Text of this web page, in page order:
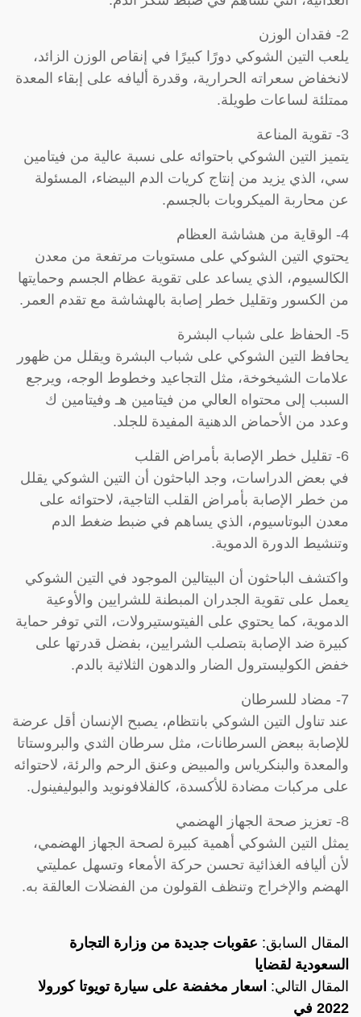
2- فقدان الوزن
يلعب التين الشوكي دورًا كبيرًا في إنقاص الوزن الزائد،
لانخفاض سعراته الحرارية، وقدرة أليافه على إبقاء المعدة
ممتلئة لساعات طويلة.
3- تقوية المناعة
يتميز التين الشوكي باحتوائه على نسبة عالية من فيتامين
سي، الذي يزيد من إنتاج كريات الدم البيضاء، المسئولة
عن محاربة الميكروبات بالجسم.
4- الوقاية من هشاشة العظام
يحتوي التين الشوكي على مستويات مرتفعة من معدن
الكالسيوم، الذي يساعد على تقوية عظام الجسم وحمايتها
من الكسور وتقليل خطر إصابة بالهشاشة مع تقدم العمر.
5- الحفاظ على شباب البشرة
يحافظ التين الشوكي على شباب البشرة ويقلل من ظهور
علامات الشيخوخة، مثل التجاعيد وخطوط الوجه، ويرجع
السبب إلى محتواه العالي من فيتامين هـ وفيتامين ك
وعدد من الأحماض الدهنية المفيدة للجلد.
6- تقليل خطر الإصابة بأمراض القلب
في بعض الدراسات، وجد الباحثون أن التين الشوكي يقلل
من خطر الإصابة بأمراض القلب التاجية، لاحتوائه على
معدن البوتاسيوم، الذي يساهم في ضبط ضغط الدم
وتنشيط الدورة الدموية.
واكتشف الباحثون أن البيتالين الموجود في التين الشوكي
يعمل على تقوية الجدران المبطنة للشرايين والأوعية
الدموية، كما يحتوي على الفيتوستيرولات، التي توفر حماية
كبيرة ضد الإصابة بتصلب الشرايين، بفضل قدرتها على
خفض الكوليسترول الضار والدهون الثلاثية بالدم.
7- مضاد للسرطان
عند تناول التين الشوكي بانتظام، يصبح الإنسان أقل عرضة
للإصابة ببعض السرطانات، مثل سرطان الثدي والبروستاتا
والمعدة والبنكرياس والمبيض وعنق الرحم والرئة، لاحتوائه
على مركبات مضادة للأكسدة، كالفلافونويد والبوليفينول.
8- تعزيز صحة الجهاز الهضمي
يمثل التين الشوكي أهمية كبيرة لصحة الجهاز الهضمي،
لأن أليافه الغذائية تحسن حركة الأمعاء وتسهل عمليتي
الهضم والإخراج وتنظف القولون من الفضلات العالقة به.
المقال السابق: عقوبات جديدة من وزارة التجارة
السعودية لقضايا
المقال التالي: اسعار مخفضة على سيارة تويوتا كورولا
2022 في